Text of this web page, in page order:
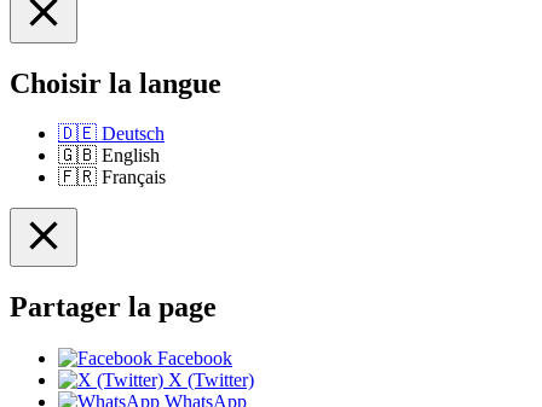
Choisir la langue
🇩🇪 Deutsch
🇬🇧 English
🇫🇷 Français
Partager la page
Facebook
X (Twitter)
WhatsApp